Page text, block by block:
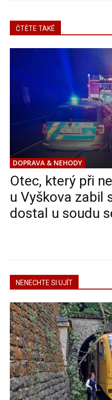
ČTĚTE TAKÉ
DOPRAVA & NEHODY
Otec, který při
u Vyškova zabil
dostal u soudu
NENECHTE SI UJÍT